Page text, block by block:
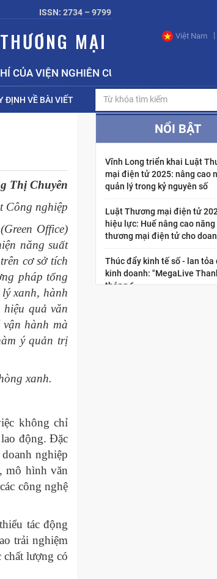
ISSN: 2734 – 9799
MẠI
VIỆN NGHIÊN CỨU CHIẾN LƯỢC, CHÍNH
Việt Nam
ĐỊNH VỀ BÀI VIẾT
Thị Chuyên
Công nghiệp
Office)
năng suất
cơ sở tích
pháp tổng
xanh, hành
quả văn
hành mà
ý quản trị
xanh.
không chỉ
động. Đặc
nghiệp
mô hình văn
công nghệ
tác động
trải nghiệm
chất lượng có
NỔI BẬT
Vĩnh Long triển khai Luật
mại điện tử 2025: nâng cao
quản lý trong kỷ nguyên số
Luật Thương mại điện tử
hiệu lực: Huế nâng cao
thương mại điện tử cho
Thúc đẩy kinh tế số - lan tỏa
kinh doanh: "MegaLive
tháng 6